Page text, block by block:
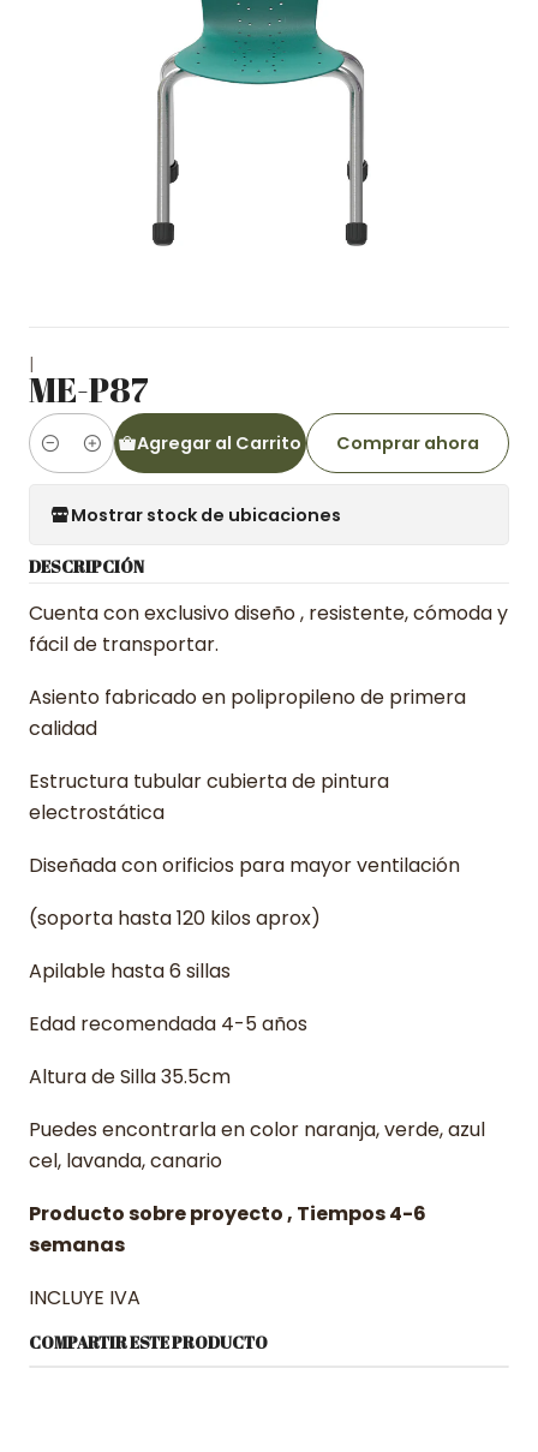
|
ME-P87
Cantidad
Agregar al Carrito Comprar ahora
Mostrar stock de ubicaciones
DESCRIPCIÓN
Cuenta con exclusivo diseño , resistente, cómoda y
fácil de transportar.
Asiento fabricado en polipropileno de primera
calidad
Estructura tubular cubierta de pintura
electrostática
Diseñada con orificios para mayor ventilación
(soporta hasta 120 kilos aprox)
Apilable hasta 6 sillas
Edad recomendada 4-5 años
Altura de Silla 35.5cm
Puedes encontrarla en color naranja, verde, azul
cel, lavanda, canario
Producto sobre proyecto , Tiempos 4-6
semanas
INCLUYE IVA
COMPARTIR ESTE PRODUCTO